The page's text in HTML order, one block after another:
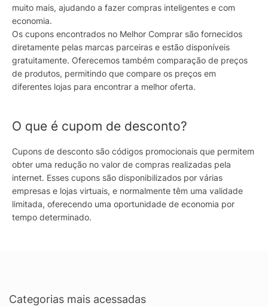
muito mais, ajudando a fazer compras inteligentes e com
economia.
Os cupons encontrados no Melhor Comprar são fornecidos
diretamente pelas marcas parceiras e estão disponíveis
gratuitamente. Oferecemos também comparação de preços
de produtos, permitindo que compare os preços em
diferentes lojas para encontrar a melhor oferta.
O que é cupom de desconto?
Cupons de desconto são códigos promocionais que permitem
obter uma redução no valor de compras realizadas pela
internet. Esses cupons são disponibilizados por várias
empresas e lojas virtuais, e normalmente têm uma validade
limitada, oferecendo uma oportunidade de economia por
tempo determinado.
Categorias mais acessadas